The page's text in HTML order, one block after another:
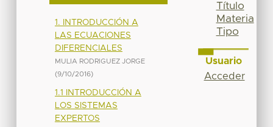
1. INTRODUCCIÓN A
LAS ECUACIONES
DIFERENCIALES
MULIA RODRIGUEZ JORGE
(9/10/2016)
1.1 INTRODUCCIÓN A
LOS SISTEMAS
EXPERTOS
Título
Materia
Tipo
Usuario
Acceder